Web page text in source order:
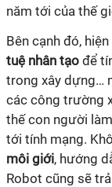
năm tới của thế
Bên cạnh đó,
tuệ nhân tạo để
trong xây dựng…
các công trường
thế con người
tới tính mạng.
môi giới, hướng
Robot cũng sẽ